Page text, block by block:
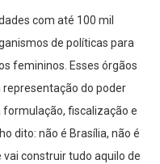
com até 100 mil
de políticas para
femininos. Esses órgãos
do poder
formulação, fiscalização e
dito: não é Brasília, não é
construir tudo aquilo de